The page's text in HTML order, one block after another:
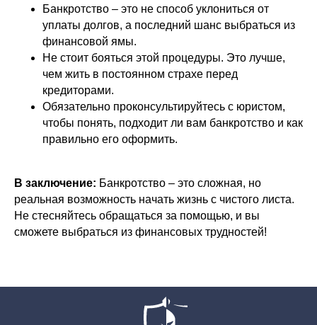
Банкротство – это не способ уклониться от
уплаты долгов, а последний шанс выбраться из
финансовой ямы.
Не стоит бояться этой процедуры. Это лучше,
чем жить в постоянном страхе перед
кредиторами.
Обязательно проконсультируйтесь с юристом,
чтобы понять, подходит ли вам банкротство и как
правильно его оформить.
В заключение: Банкротство – это сложная, но
реальная возможность начать жизнь с чистого листа.
Не стесняйтесь обращаться за помощью, и вы
сможете выбраться из финансовых трудностей!
ИНН: 9709096475
Юр. адрес: г.Москва, Газетный
переулок, д.9, стр.7, офис 12, 3-й
О нашей компании
Результаты
Частые вопросы
Контакты